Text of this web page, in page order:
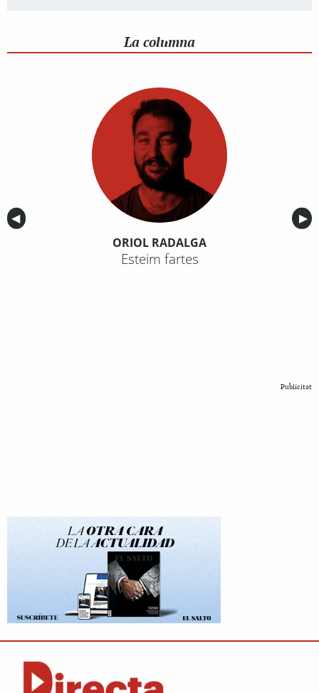
La columna
Anterior
◀︎ ▶︎
ORIOL RADALGA
Esteim fartes
Publicitat